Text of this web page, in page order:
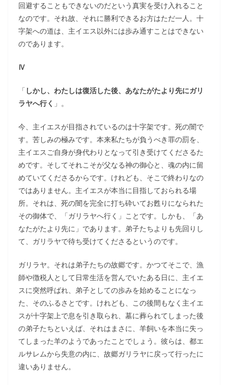
回避することもできないのだという真実を受け入れること
なのです。それ故、それに勝利できるお方はただ一人。十
字架への道は、主イエス以外には歩み通すことはできない
のであります。
Ⅳ
「 しかし、わたしは復活した後、あなたがたより先にガリ
ラヤへ行く 」。
今、主イエスが目指されているのは十字架です。死の闇で
す。苦しみの極みです。本来私たちが負うべき罪の罰を、
主イエスご自身が身代わりとなって引き受けてくださるた
めです。そしてそれこそが父なる神の御心と、魂の内に留
めていてくださるからです。けれども、そこで終わりなの
ではありません。主イエスが本当に目指しておられる場
所。それは、死の闇を完全に打ち砕いてお甦りになられた
その御体で、「ガリラヤへ行く」ことです。しかも、「あ
なたがたより先に」であります。弟子たちよりも先回りし
て、ガリラヤで待ち受けてくださるというのです。
ガリラヤ。それは弟子たちの故郷です。かつてそこで、漁
師や徴税人として日常生活を営んでいたある日に、主イエ
スに突然呼ばれ、弟子としての歩みを始めることになっ
た、そのふるさとです。けれども、この後間もなく主イエ
スが十字架上で息を引き取られ、墓に葬られてしまった後
の弟子たちといえば、それはまさに、羊飼いを本当に失っ
てしまった羊のようであったことでしょう。彼らは、都エ
ルサレムから失意の内に、故郷ガリラヤに戻って行ったに
違いありません。